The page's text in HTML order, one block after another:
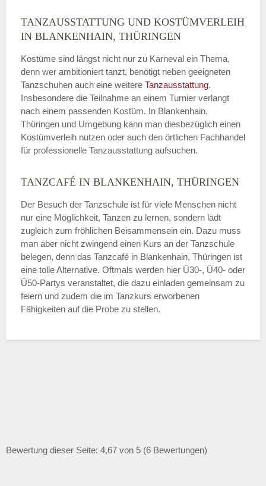
TANZAUSSTATTUNG UND KOSTÜMVERLEIH
IN BLANKENHAIN, THÜRINGEN
Kostüme sind längst nicht nur zu Karneval ein Thema,
denn wer ambitioniert tanzt, benötigt neben geeigneten
Tanzschuhen auch eine weitere Tanzausstattung.
Insbesondere die Teilnahme an einem Turnier verlangt
nach einem passenden Kostüm. In Blankenhain,
Thüringen und Umgebung kann man diesbezüglich einen
Kostümverleih nutzen oder auch den örtlichen Fachhandel
für professionelle Tanzausstattung aufsuchen.
TANZCAFÉ IN BLANKENHAIN, THÜRINGEN
Der Besuch der Tanzschule ist für viele Menschen nicht
nur eine Möglichkeit, Tanzen zu lernen, sondern lädt
zugleich zum fröhlichen Beisammensein ein. Dazu muss
man aber nicht zwingend einen Kurs an der Tanzschule
belegen, denn das Tanzcafé in Blankenhain, Thüringen ist
eine tolle Alternative. Oftmals werden hier Ü30-, Ü40- oder
Ü50-Partys veranstaltet, die dazu einladen gemeinsam zu
feiern und zudem die im Tanzkurs erworbenen
Fähigkeiten auf die Probe zu stellen.
Bewertung dieser Seite: 4,67 von 5 (6 Bewertungen)